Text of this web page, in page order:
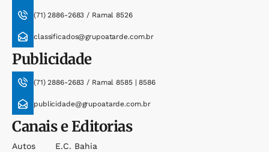
(71) 2886-2683 / Ramal 8526
classificados@grupoatarde.com.br
Publicidade
(71) 2886-2683 / Ramal 8585 | 8586
publicidade@grupoatarde.com.br
Canais e Editorias
Autos
E.c. Bahia